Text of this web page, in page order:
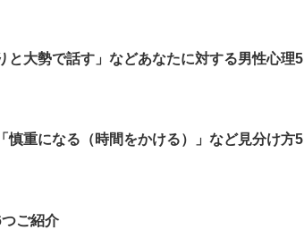
大勢で話す」などあなたに対する男性心理5
重になる（時間をかける）」など見分け方5
ご紹介